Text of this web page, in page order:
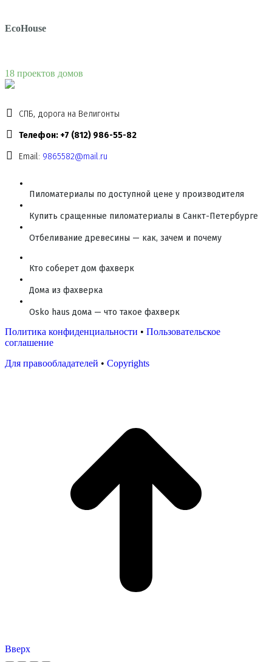
EcoHouse
18 проектов домов
СПБ, дорога на Велигонты
Телефон: +7 (812) 986-55-82
Email: 9865582@mail.ru
Пиломатериалы по доступной цене у производителя
Купить сращенные пиломатериалы в Санкт-Петербурге
Отбеливание древесины — как, зачем и почему
Кто соберет дом фахверк
Дома из фахверка
Osko haus дома — что такое фахверк
Политика конфиденциальности • Пользовательское
соглашение
Для правообладателей • Copyrights
Вверх